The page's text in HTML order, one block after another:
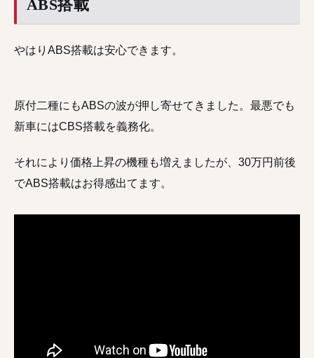
ABS搭載
やはりABS搭載は安心できます。
原付二種にもABSの波が押し寄せてきました。最悪でも
新車にはCBS搭載を義務化。
それにより価格上昇の機種も増えましたが、30万円前後
でABS搭載はお得感出てます。